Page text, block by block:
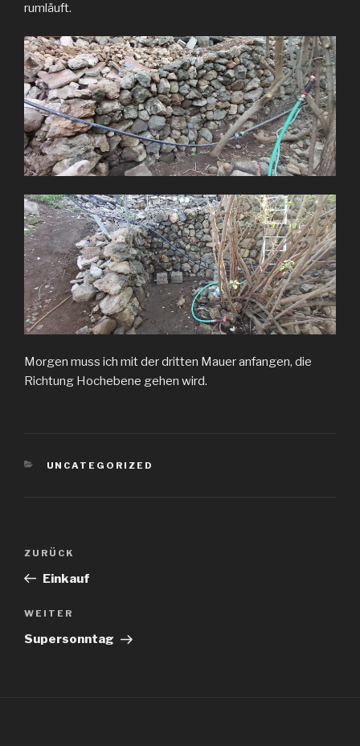
rumläuft.
Morgen muss ich mit der dritten Mauer anfangen, die
Richtung Hochebene gehen wird.
KATEGORIEN
UNCATEGORIZED
Beitragsnavigation
Vorheriger
Beitrag
ZURÜCK
Einkauf
Nächster
Beitrag
WEITER
Supersonntag